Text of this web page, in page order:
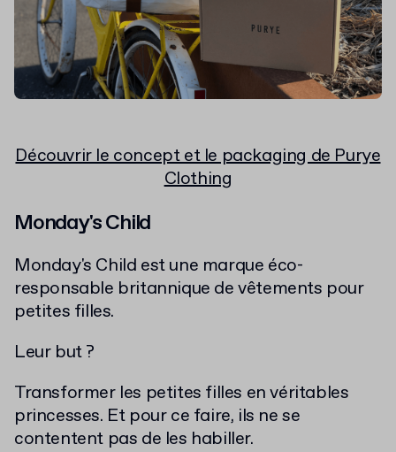
Découvrir le concept et le packaging de Purye
Clothing
Monday's Child
Monday's Child est une marque éco-
responsable britannique de vêtements pour
petites filles.
Leur but ?
Transformer les petites filles en véritables
princesses. Et pour ce faire, ils ne se
contentent pas de les habiller.